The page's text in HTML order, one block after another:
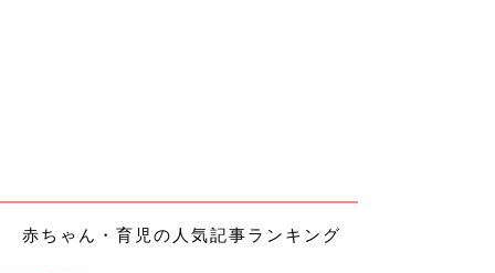
赤ちゃん・育児の人気記事ランキング